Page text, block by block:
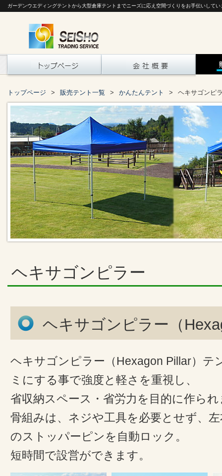
ガーデンウエディングテントから大型倉庫テントまでニーズに応え空間づくりをお手伝いしてい
トップページ 販売テント一覧 かんたんテント ヘキサゴンピ
ヘキサゴンピラー
ヘキサゴンピラー（
ヘキサゴンピラー（Hexagon Pillar）テ
ミにする事で強度と軽さを重視し、
省収納スペース・省労力を目的に作ら
骨組みは、ネジや工具を必要とせず、
のストッパーピンを自動ロック。
短時間で設営ができます。